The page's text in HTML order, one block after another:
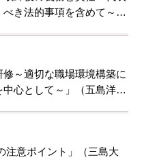
き法的事項を含めて～」
～適切な職場環境構築に
心として～」（五島洋担
注意ポイント」（三島大